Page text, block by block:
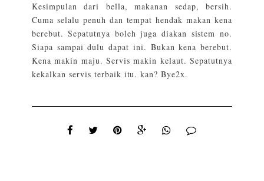
Kesimpulan dari bella, makanan sedap, bersih.
Cuma selalu penuh dan tempat hendak makan kena
berebut. Sepatutnya boleh juga diakan sistem no.
Siapa sampai dulu dapat ini. Bukan kena berebut.
Kena makin maju. Servis makin kelaut. Sepatutnya
kekalkan servis terbaik itu. kan? Bye2x.